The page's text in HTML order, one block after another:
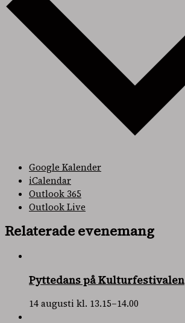
Google Kalender
iCalendar
Outlook 365
Outlook Live
Relaterade evenemang
Pyttedans på Kulturfestivalen
14 augusti kl. 13.15–14.00